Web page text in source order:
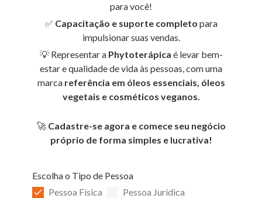
para você!
✅ Capacitação e suporte completo para
impulsionar suas vendas.
💡 Representar a Phytoterápica é levar bem-
estar e qualidade de vida às pessoas, com uma
marca referência em óleos essenciais, óleos
vegetais e cosméticos veganos.
🚀 Cadastre-se agora e comece seu negócio
próprio de forma simples e lucrativa!
Escolha o Tipo de Pessoa
Pessoa Física
Pessoa Jurídica